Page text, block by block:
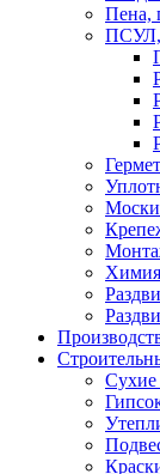
Пена,
ПСУЛ,
Сухие